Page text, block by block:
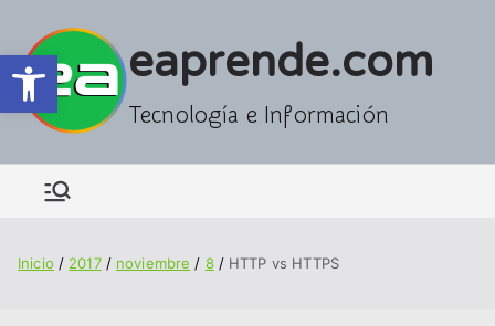
Abrir barra de herramientas
contenido
eaprende.com
Tecnología e Información
Inicio 2017 noviembre 8 HTTP vs HTTPS